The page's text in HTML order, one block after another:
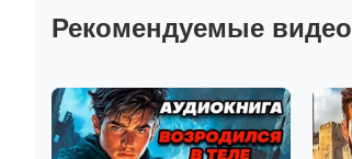
Рекомендуемые видео